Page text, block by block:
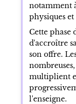
notamment
physiques
Cette phase
d'accroître
son offre.
multiplient
l'enseigne.